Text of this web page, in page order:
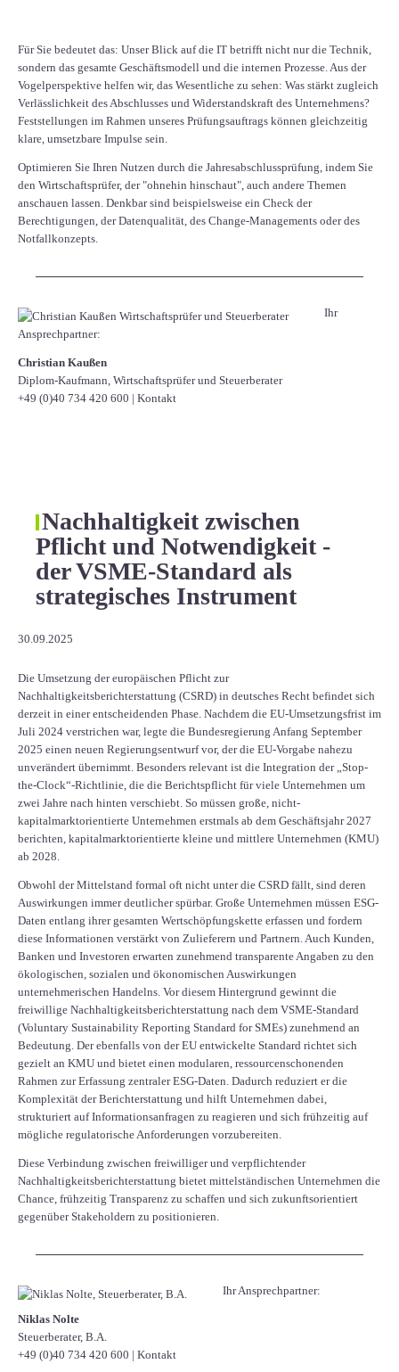
Für Sie bedeutet das: Unser Blick auf die IT betrifft nicht nur die Technik,
sondern das gesamte Geschäftsmodell und die internen Prozesse. Aus der
Vogelperspektive helfen wir, das Wesentliche zu sehen: Was stärkt zugleich
Verlässlichkeit des Abschlusses und Widerstandskraft des Unternehmens?
Feststellungen im Rahmen unseres Prüfungsauftrags können gleichzeitig
klare, umsetzbare Impulse sein.
Optimieren Sie Ihren Nutzen durch die Jahresabschlussprüfung, indem Sie
den Wirtschaftsprüfer, der "ohnehin hinschaut", auch andere Themen
anschauen lassen. Denkbar sind beispielsweise ein Check der
Berechtigungen, der Datenqualität, des Change-Managements oder des
Notfallkonzepts.
Ihr
Ansprechpartner:
Christian Kaußen
Diplom-Kaufmann, Wirtschaftsprüfer und Steuerberater
+49 (0)40 734 420 600 | Kontakt
Nachhaltigkeit zwischen
Pflicht und Notwendigkeit -
der VSME-Standard als
strategisches Instrument
30.09.2025
Die Umsetzung der europäischen Pflicht zur
Nachhaltigkeitsberichterstattung (CSRD) in deutsches Recht befindet sich
derzeit in einer entscheidenden Phase. Nachdem die EU-Umsetzungsfrist im
Juli 2024 verstrichen war, legte die Bundesregierung Anfang September
2025 einen neuen Regierungsentwurf vor, der die EU-Vorgabe nahezu
unverändert übernimmt. Besonders relevant ist die Integration der „Stop-
the-Clock“-Richtlinie, die die Berichtspflicht für viele Unternehmen um
zwei Jahre nach hinten verschiebt. So müssen große, nicht-
kapitalmarktorientierte Unternehmen erstmals ab dem Geschäftsjahr 2027
berichten, kapitalmarktorientierte kleine und mittlere Unternehmen (KMU)
ab 2028.
Obwohl der Mittelstand formal oft nicht unter die CSRD fällt, sind deren
Auswirkungen immer deutlicher spürbar. Große Unternehmen müssen ESG-
Daten entlang ihrer gesamten Wertschöpfungskette erfassen und fordern
diese Informationen verstärkt von Zulieferern und Partnern. Auch Kunden,
Banken und Investoren erwarten zunehmend transparente Angaben zu den
ökologischen, sozialen und ökonomischen Auswirkungen
unternehmerischen Handelns. Vor diesem Hintergrund gewinnt die
freiwillige Nachhaltigkeitsberichterstattung nach dem VSME-Standard
(Voluntary Sustainability Reporting Standard for SMEs) zunehmend an
Bedeutung. Der ebenfalls von der EU entwickelte Standard richtet sich
gezielt an KMU und bietet einen modularen, ressourcenschonenden
Rahmen zur Erfassung zentraler ESG-Daten. Dadurch reduziert er die
Komplexität der Berichterstattung und hilft Unternehmen dabei,
strukturiert auf Informationsanfragen zu reagieren und sich frühzeitig auf
mögliche regulatorische Anforderungen vorzubereiten.
Diese Verbindung zwischen freiwilliger und verpflichtender
Nachhaltigkeitsberichterstattung bietet mittelständischen Unternehmen die
Chance, frühzeitig Transparenz zu schaffen und sich zukunftsorientiert
gegenüber Stakeholdern zu positionieren.
Ihr Ansprechpartner:
Niklas Nolte
Steuerberater, B.A.
+49 (0)40 734 420 600 | Kontakt